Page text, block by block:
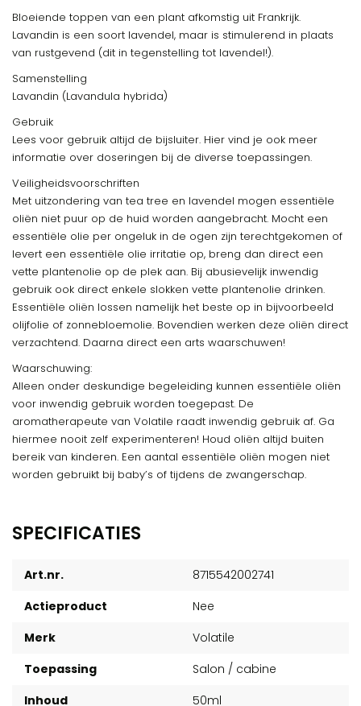
Bloeiende toppen van een plant afkomstig uit Frankrijk.
Lavandin is een soort lavendel, maar is stimulerend in plaats
van rustgevend (dit in tegenstelling tot lavendel!).
Samenstelling
Lavandin (Lavandula hybrida)
Gebruik
Lees voor gebruik altijd de bijsluiter. Hier vind je ook meer
informatie over doseringen bij de diverse toepassingen.
Veiligheidsvoorschriften
Met uitzondering van tea tree en lavendel mogen essentiële
oliën niet puur op de huid worden aangebracht. Mocht een
essentiële olie per ongeluk in de ogen zijn terechtgekomen of
levert een essentiële olie irritatie op, breng dan direct een
vette plantenolie op de plek aan. Bij abusievelijk inwendig
gebruik ook direct enkele slokken vette plantenolie drinken.
Essentiële oliën lossen namelijk het beste op in bijvoorbeeld
olijfolie of zonnebloemolie. Bovendien werken deze oliën direct
verzachtend. Daarna direct een arts waarschuwen!
Waarschuwing:
Alleen onder deskundige begeleiding kunnen essentiële oliën
voor inwendig gebruik worden toegepast. De
aromatherapeute van Volatile raadt inwendig gebruik af. Ga
hiermee nooit zelf experimenteren! Houd oliën altijd buiten
bereik van kinderen. Een aantal essentiële oliën mogen niet
worden gebruikt bij baby’s of tijdens de zwangerschap.
SPECIFICATIES
Art.nr.
8715542002741
Actieproduct
Nee
Merk
Volatile
Toepassing
Salon / cabine
Inhoud
50ml